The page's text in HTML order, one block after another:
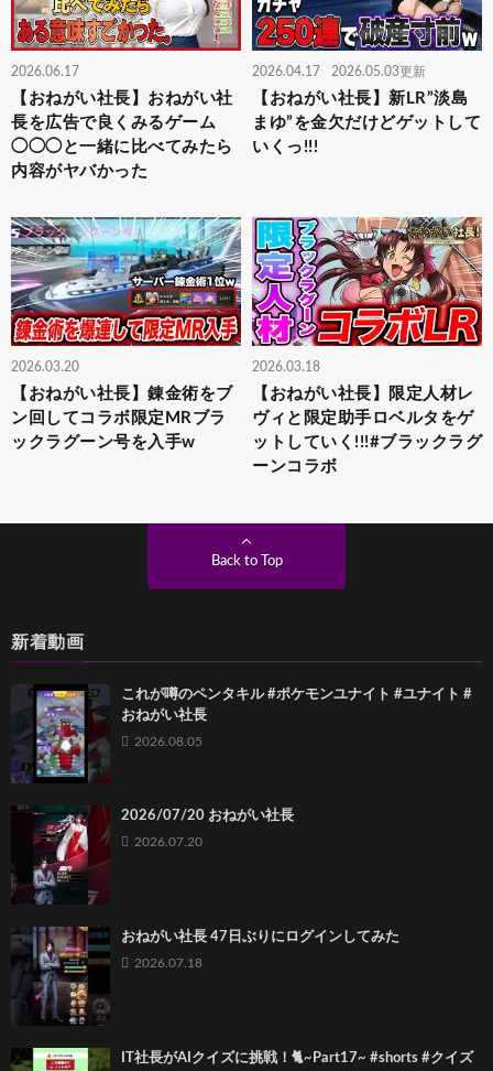
2026.06.17
【おねがい社長】おねがい社
長を広告で良くみるゲーム
◯◯◯と一緒に比べてみたら
内容がヤバかった
2026.04.17 2026.05.03更新
【おねがい社長】新LR”淡島
まゆ”を金欠だけどゲットして
いくっ!!!
2026.03.20
【おねがい社長】錬金術をブ
ン回してコラボ限定MRブラ
ックラグーン号を入手w
2026.03.18
【おねがい社長】限定人材レ
ヴィと限定助手ロベルタをゲ
ットしていく!!!#ブラックラグ
ーンコラボ
Back to Top
新着動画
これが噂のペンタキル #ポケモンユナイト #ユナイト #
おねがい社長
2026.08.05
2026/07/20 おねがい社長
2026.07.20
おねがい社長 47日ぶりにログインしてみた
2026.07.18
IT社長がAIクイズに挑戦！🐈~Part17~ #shorts #クイズ